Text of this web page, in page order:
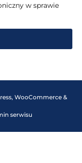
w sprawie
WooCommerce &
serwisu